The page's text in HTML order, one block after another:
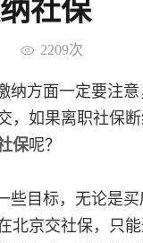
社保
2209次
纳方面一定要注
，如果离职社保
保呢？
些目标，无论是
北京交社保，只